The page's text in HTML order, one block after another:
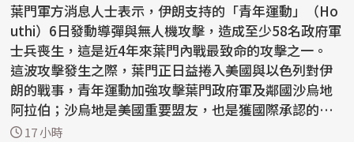
葉門軍方消息人士表示，伊朗支持的「青年運動」（Ho
uthi）6日發動導彈與無人機攻擊，造成至少58名政府軍
士兵喪生，這是近4年來葉門內戰最致命的攻擊之一。
這波攻擊發生之際，葉門正日益捲入美國與以色列對伊
朗的戰事，青年運動加強攻擊葉門政府軍及鄰國沙烏地
阿拉伯；沙烏地是美國重要盟友，也是獲國際承認的葉
門...17 小時